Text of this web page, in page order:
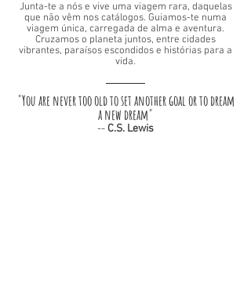
Junta-te a nós e vive uma viagem rara, daquelas
que não vêm nos catálogos. Guiamos-te numa
viagem única, carregada de alma e aventura.
Cruzamos o planeta juntos, entre cidades
vibrantes, paraísos escondidos e histórias para a
vida.
"You are never too old to set another goal or to dream
a new dream"
-- C.S. Lewis